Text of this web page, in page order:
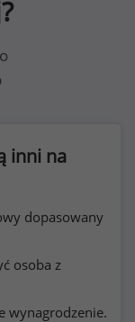
inni na
dopasowany
osoba z
wynagrodzenie.